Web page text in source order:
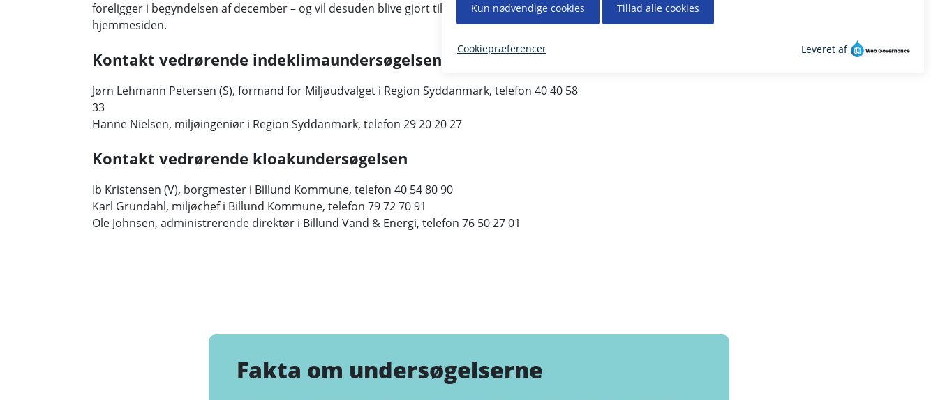
foreligger i begyndelsen af december – og vil desuden blive gjort tilgængelig her på
hjemmesiden.
Kontakt vedrørende indeklimaundersøgelsen
Jørn Lehmann Petersen (S), formand for Miljøudvalget i Region Syddanmark, telefon 40 40 58
33
Hanne Nielsen, miljøingeniør i Region Syddanmark, telefon 29 20 20 27
Kontakt vedrørende kloakundersøgelsen
Ib Kristensen (V), borgmester i Billund Kommune, telefon 40 54 80 90
Karl Grundahl, miljøchef i Billund Kommune, telefon 79 72 70 91
Ole Johnsen, administrerende direktør i Billund Vand & Energi, telefon 76 50 27 01
Fakta om undersøgelserne